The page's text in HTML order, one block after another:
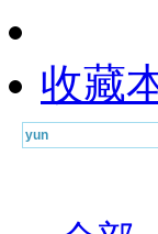
收藏